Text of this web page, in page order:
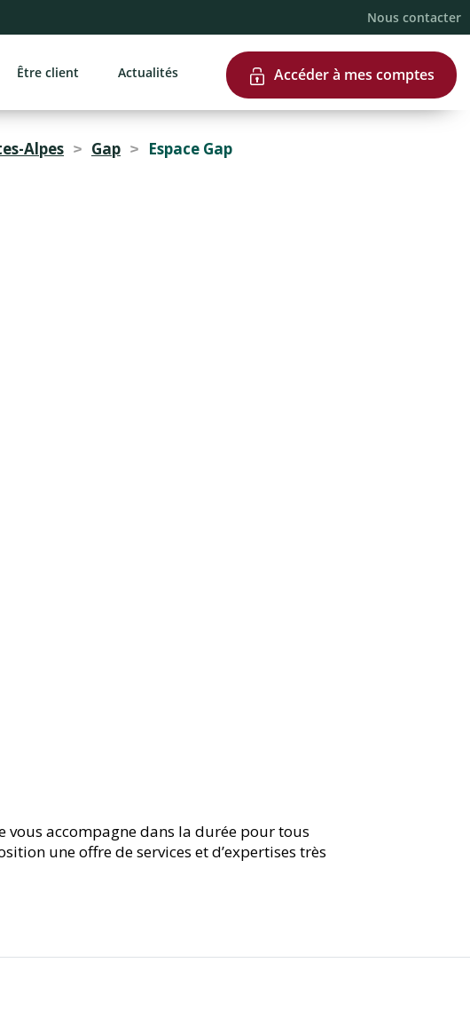
Nous contacter
Être client Actualités Accéder à mes comptes
Alpes > Gap > Espace Gap
vous accompagne dans la durée pour tous
une offre de services et d’expertises très